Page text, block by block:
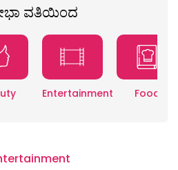
ವತಿಯಿಂದ
Entertainment Food